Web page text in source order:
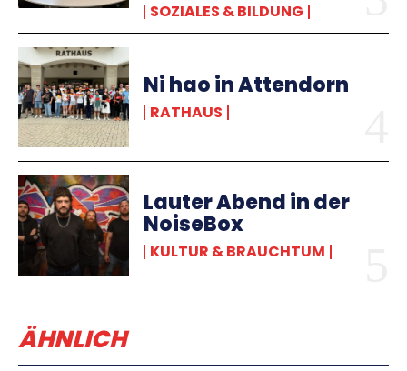
SOZIALES & BILDUNG
Ni hao in Attendorn
RATHAUS
Lauter Abend in der
NoiseBox
KULTUR & BRAUCHTUM
ÄHNLICH